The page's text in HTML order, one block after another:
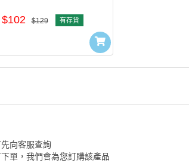
$102 $129 有存貨
向客服查詢
單，我們會為您訂購該產品